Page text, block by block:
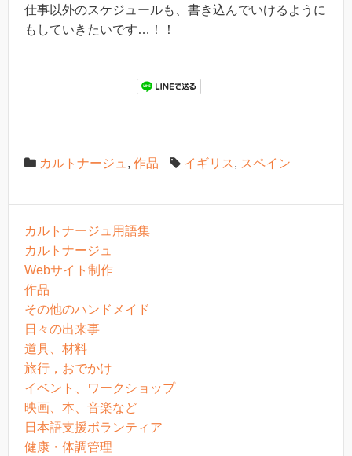
仕事以外のスケジュールも、書き込んでいけるように
もしていきたいです…！！
カルトナージュ , 作品 イギリス , スペイン
カルトナージュ用語集
カルトナージュ
Webサイト制作
作品
その他のハンドメイド
日々の出来事
道具、材料
旅行，おでかけ
イベント、ワークショップ
映画、本、音楽など
日本語支援ボランティア
健康・体調管理